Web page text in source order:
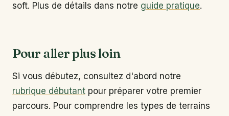
soft. Plus de détails dans notre guide pratique.
Pour aller plus loin
Si vous débutez, consultez d'abord notre
rubrique débutant pour préparer votre premier
parcours. Pour comprendre les types de terrains